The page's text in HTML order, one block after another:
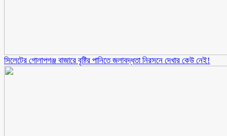
সিলেটের গোলাপগঞ্জ বাজারে বৃষ্টির পানিতে জলাবদ্ধতা নিরসনে দেখার কেউ নেই!